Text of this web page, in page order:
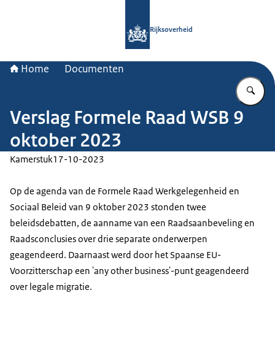
Rijksoverheid
Home Documenten
Verslag Formele Raad WSB 9
oktober 2023
Kamerstuk17-10-2023
Op de agenda van de Formele Raad Werkgelegenheid en
Sociaal Beleid van 9 oktober 2023 stonden twee
beleidsdebatten, de aanname van een Raadsaanbeveling en
Raadsconclusies over drie separate onderwerpen
geagendeerd. Daarnaast werd door het Spaanse EU-
Voorzitterschap een 'any other business'-punt geagendeerd
over legale migratie.